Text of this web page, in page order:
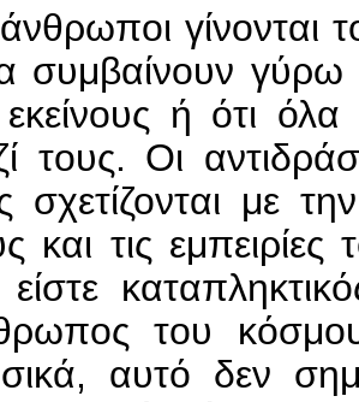
γίνονται
συμβαίνουν γύρω
ή ότι όλα
τους. Οι
σχετίζονται με
και τις
είστε
του
αυτό δεν